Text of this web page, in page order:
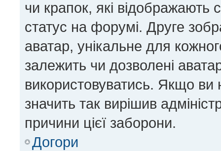
чи крапок, які
статус на форумі. Друге
аватар, унікальне для
залежить чи дозволені
використовуватись. Якщо ви
значить так вирішив
причини цієї заборони.
Догори